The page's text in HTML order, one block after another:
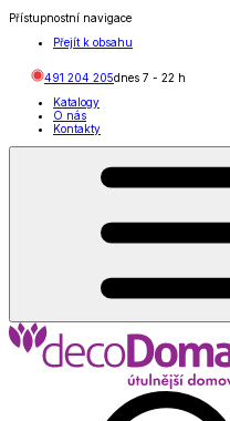
Přístupnostní navigace
Přejít k obsahu
491 204 205dnes 7 - 22 h
Katalogy
O nás
Kontakty